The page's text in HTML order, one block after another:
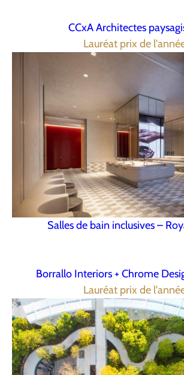
CCxA Architectes
Lauréat prix de
Salles de bain inclusives –
Borrallo Interiors + Chrome
Lauréat prix de